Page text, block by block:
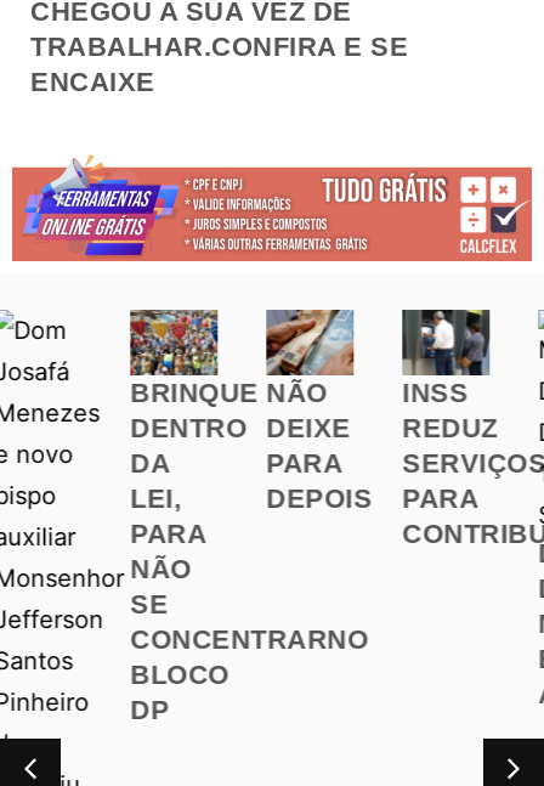
CHEGOU A SUA VEZ DE
TRABALHAR.CONFIRA E SE
ENCAIXE
BRINQUE
DENTRO
DA
LEI,
PARA
NÃO
SE
CONCENTRARNO
BLOCO
DP
NÃO
DEIXE
PARA
DEPOIS
INSS
REDUZ
SERVIÇOS
PARA
CONTRIBUINTES
ALERTA